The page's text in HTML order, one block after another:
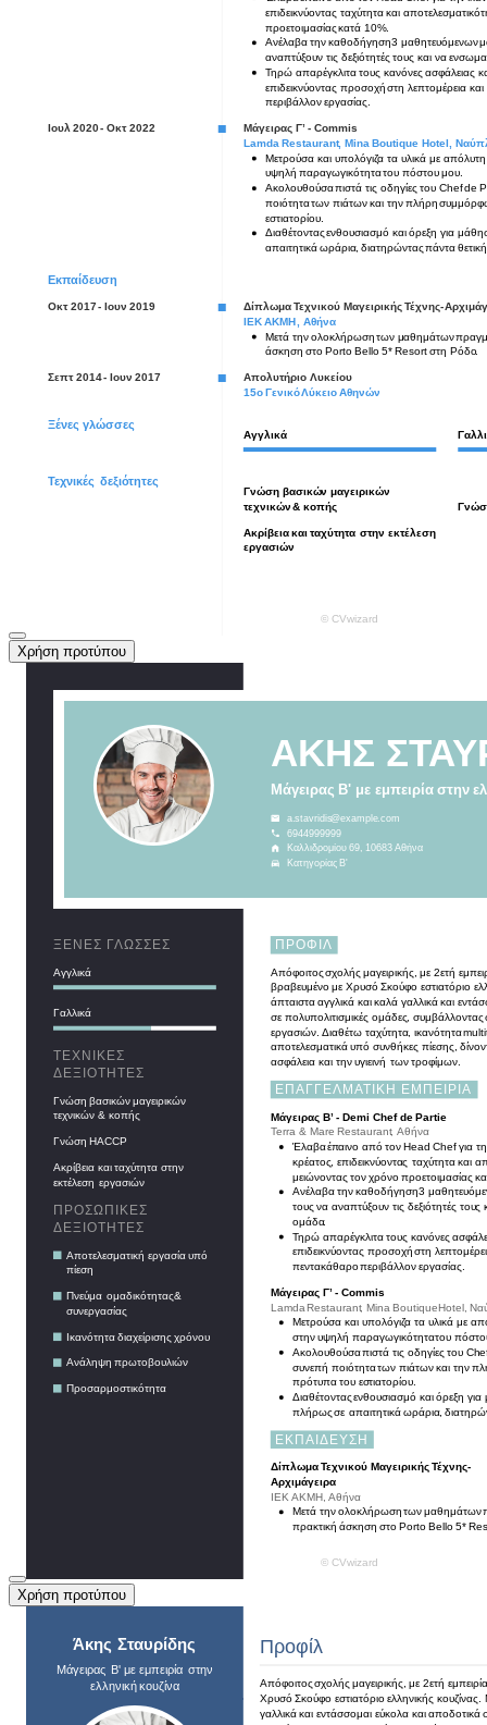
Χρήση προτύπου
Χρήση προτύπου